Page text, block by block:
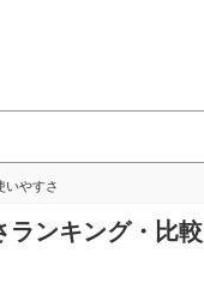
いやすさ
ランキング・比較